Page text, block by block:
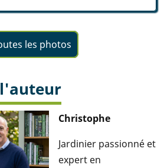
les photos
Christophe
Jardinier passionné et
expert en